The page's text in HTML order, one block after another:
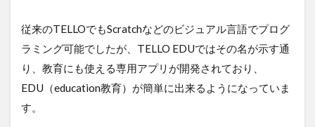
が可
能
3
TELLO
をプ
従来のTELLOでもScratchなどのビジュアル言語でプログ
ラミング可能でしたが、TELLO EDUではその名が示す通
り、教育にも使える専用アプリが開発されており、
EDU（education教育）が簡単に出来るようになっていま
す。